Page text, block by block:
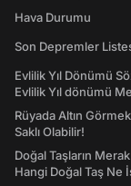
Hava Durumu
Son Depremler
Evlilik Yıl Dönümü
Evlilik Yıl dönümü
Rüyada Altın
Saklı Olabilir!
Doğal Taşların
Hangi Doğal Taş Ne